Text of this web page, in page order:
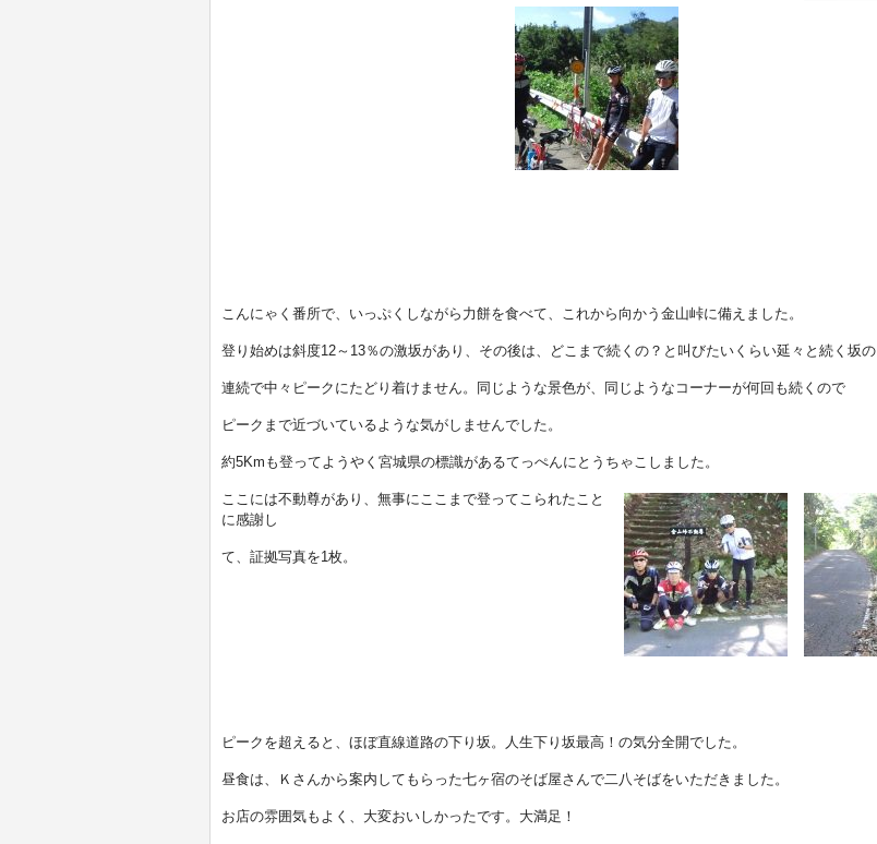
こんにゃく番所で、いっぷくしながら力餅を食べて、これから向かう金山峠に備えました。
登り始めは斜度12～13％の激坂があり、その後は、どこまで続くの？と叫びたいくらい延々と続く坂の
連続で中々ピークにたどり着けません。同じような景色が、同じようなコーナーが何回も続くので
ピークまで近づいているような気がしませんでした。
約5Kmも登ってようやく宮城県の標識があるてっぺんにとうちゃこしました。
ここには不動尊があり、無事にここまで登ってこられたこと
に感謝し
て、証拠写真を1枚。
ピークを超えると、ほぼ直線道路の下り坂。人生下り坂最高！の気分全開でした。
昼食は、Ｋさんから案内してもらった七ヶ宿のそば屋さんで二八そばをいただきました。
お店の雰囲気もよく、大変おいしかったです。大満足！